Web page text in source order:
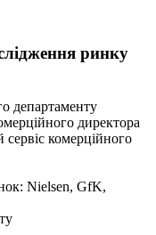
ринку
департаменту
директора
комерційного
Nielsen, GfK,